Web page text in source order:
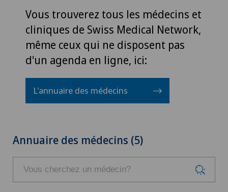
Vous trouverez tous les médecins et
cliniques de Swiss Medical Network,
même ceux qui ne disposent pas
d'un agenda en ligne, ici:
L'annuaire des médecins
Annuaire des médecins (5)